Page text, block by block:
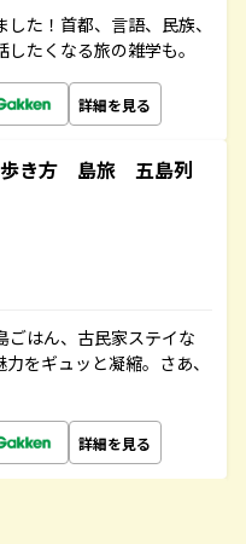
た！首都、言語、民族、
たくなる旅の雑学も。
詳細を見る
き方 島旅 五島列
ごはん、古民家ステイな
をギュッと凝縮。さあ、
詳細を見る